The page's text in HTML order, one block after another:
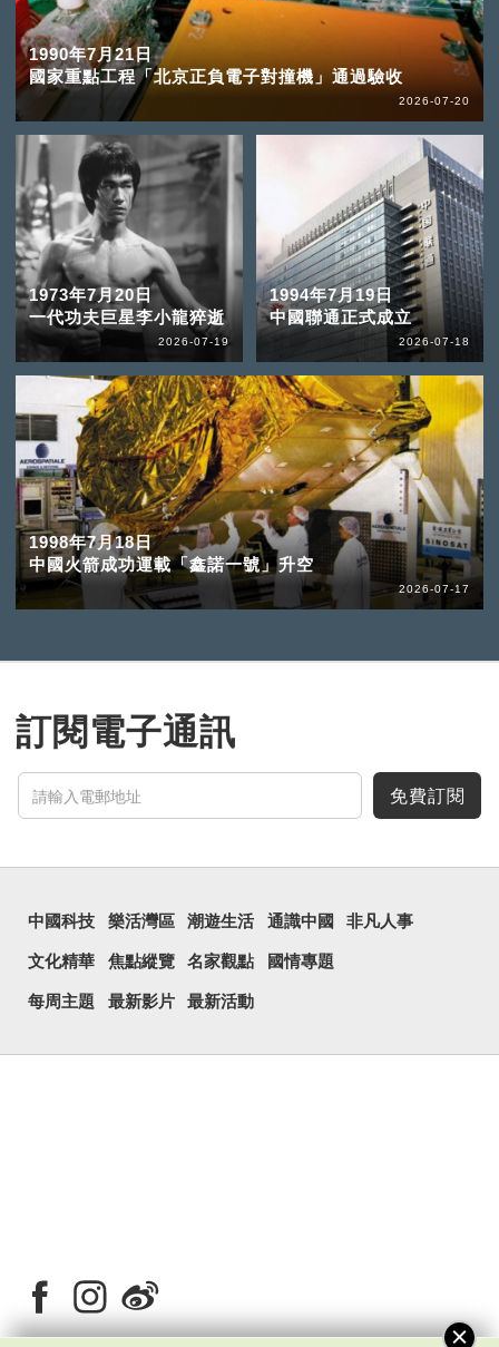
1990年7月21日
國家重點工程「北京正負電子對撞機」通過驗收
2026-07-20
1973年7月20日
一代功夫巨星李小龍猝逝
2026-07-19
1994年7月19日
中國聯通正式成立
2026-07-18
1998年7月18日
中國火箭成功運載「鑫諾一號」升空
2026-07-17
訂閱電子通訊
免費訂閱
中國科技 樂活灣區 潮遊生活 通識中國 非凡人事
文化精華 焦點縱覽 名家觀點 國情專題
每周主題 最新影片 最新活動